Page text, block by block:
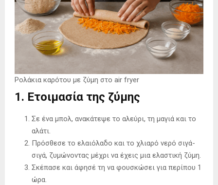
Ρολάκια καρότου με ζύμη στο air fryer
1. Ετοιμασία της ζύμης
Σε ένα μπολ, ανακάτεψε το αλεύρι, τη μαγιά και το
αλάτι.
Πρόσθεσε το ελαιόλαδο και το χλιαρό νερό σιγά-
σιγά, ζυμώνοντας μέχρι να έχεις μια ελαστική ζύμη.
Σκέπασε και άφησέ τη να φουσκώσει για περίπου 1
ώρα.